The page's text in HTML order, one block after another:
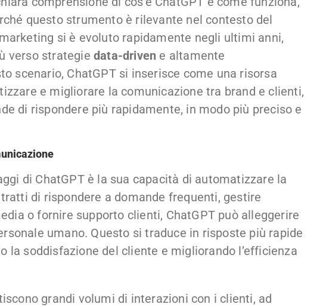
questo strumento è rilevante nel contesto del
si è evoluto rapidamente negli ultimi anni,
verso strategie data-driven e altamente
scenario, ChatGPT si inserisce come una risorsa
e migliorare la comunicazione tra brand e clienti,
di rispondere più rapidamente, in modo più preciso e
di ChatGPT è la sua capacità di automatizzare la
di rispondere a domande frequenti, gestire
o fornire supporto clienti, ChatGPT può alleggerire
umano. Questo si traduce in risposte più rapide
la soddisfazione del cliente e migliorando l’efficienza
grandi volumi di interazioni con i clienti, ad